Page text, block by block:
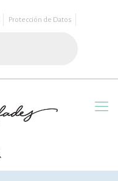
Protección de Datos